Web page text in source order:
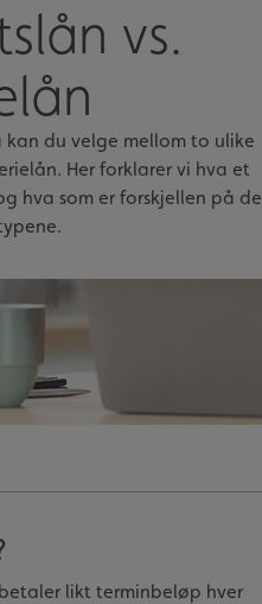
vs.
du velge mellom to ulike
Her forklarer vi hva et
hva som er forskjellen på de
likt terminbeløp hver